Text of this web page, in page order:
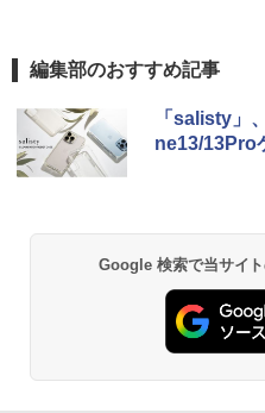
編集部のおすすめ記事
「salisty」
ne13/13Pro
Google 検索で当サイ